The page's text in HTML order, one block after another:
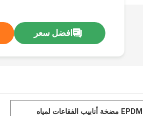
افضل سعر
EPDM مضخة أنابيب الفقاعات لمياه